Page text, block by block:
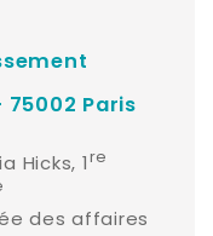
75002 Paris
Hicks, 1re
des affaires